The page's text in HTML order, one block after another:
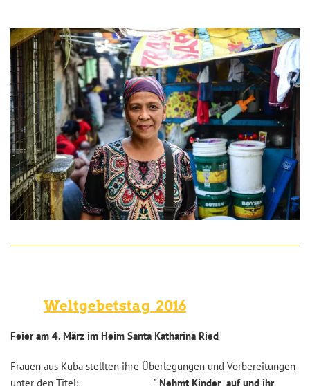
Weltgebetstag 2016
Feier am 4. März im Heim Santa Katharina Ried
Frauen aus Kuba stellten ihre Überlegungen und Vorbereitungen
unter den Titel:
" Nehmt Kinder auf und ihr